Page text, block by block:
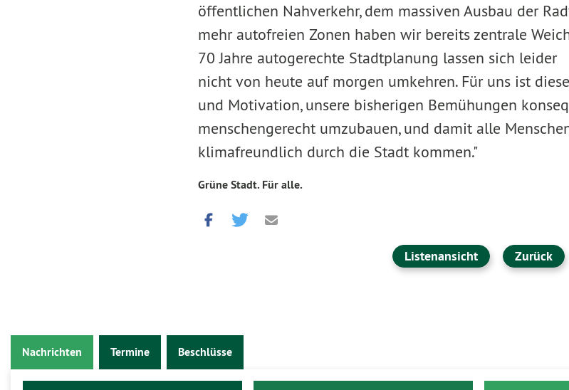
öffentlichen Nahverkehr, dem massiven Ausbau der
mehr autofreien Zonen haben wir bereits zentrale
70 Jahre autogerechte Stadtplanung lassen sich leider
nicht von heute auf morgen umkehren. Für uns ist
und Motivation, unsere bisherigen Bemühungen
menschengerecht umzubauen, und damit alle
klimafreundlich durch die Stadt kommen."
Grüne Stadt. Für alle.
Listenansicht Zurück
Nachrichten Termine Beschlüsse